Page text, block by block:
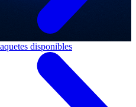
disponibles